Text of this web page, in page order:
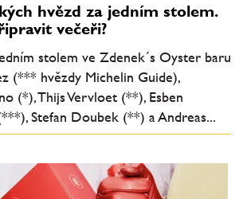
hvězd za jedním stolem.
večeři?
stolem ve Zdenek´s Oyster baru
(*** hvězdy Michelin Guide),
(*), Thijs Vervloet (**), Esben
Stefan Doubek (**) a Andreas...